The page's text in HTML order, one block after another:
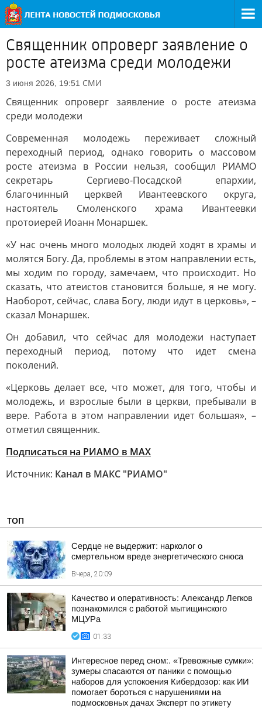
Священник опроверг заявление о
росте атеизма среди молодежи
3 июня 2026, 19:51 СМИ
Священник опроверг заявление о росте атеизма
среди молодежи
Современная молодежь переживает сложный
переходный период, однако говорить о массовом
росте атеизма в России нельзя, сообщил РИАМО
секретарь Сергиево-Посадской епархии,
благочинный церквей Ивантеевского округа,
настоятель Смоленского храма Ивантеевки
протоиерей Иоанн Монаршек.
«У нас очень много молодых людей ходят в храмы и
молятся Богу. Да, проблемы в этом направлении есть,
мы ходим по городу, замечаем, что происходит. Но
сказать, что атеистов становится больше, я не могу.
Наоборот, сейчас, слава Богу, люди идут в церковь», –
сказал Монаршек.
Он добавил, что сейчас для молодежи наступает
переходный период, потому что идет смена
поколений.
«Церковь делает все, что может, для того, чтобы и
молодежь, и взрослые были в церкви, пребывали в
вере. Работа в этом направлении идет большая», –
отметил священник.
Подписаться на РИАМО в MAX
Источник: Канал в МАКС "РИАМО"
ТОП
Сердце не выдержит: нарколог о
смертельном вреде энергетического снюса
Вчера, 20:09
Качество и оперативность: Александр Легков
познакомился с работой мытищинского
МЦУРа
01:33
Интересное перед сном:. «Тревожные сумки»:
зумеры спасаются от паники с помощью
наборов для успокоения Кибердозор: как ИИ
помогает бороться с нарушениями на
подмосковных дачах Эксперт по этикету